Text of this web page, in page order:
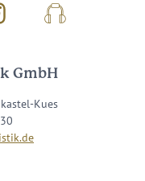
Podcast
GmbH
Kues